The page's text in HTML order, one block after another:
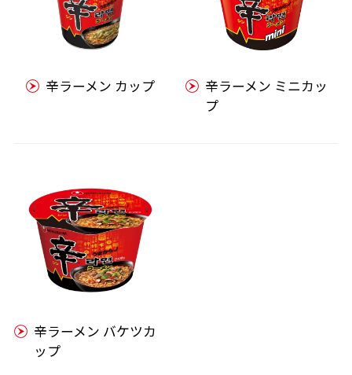
辛ラーメン カップ
辛ラーメン ミニカッ
プ
辛ラーメン バケツカ
ップ